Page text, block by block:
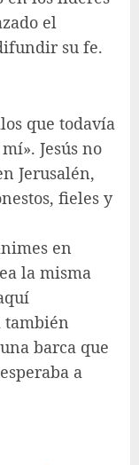
el
su fe.
que todavía
Jesús no
Jerusalén,
fieles y
en
la misma
también
barca que
a